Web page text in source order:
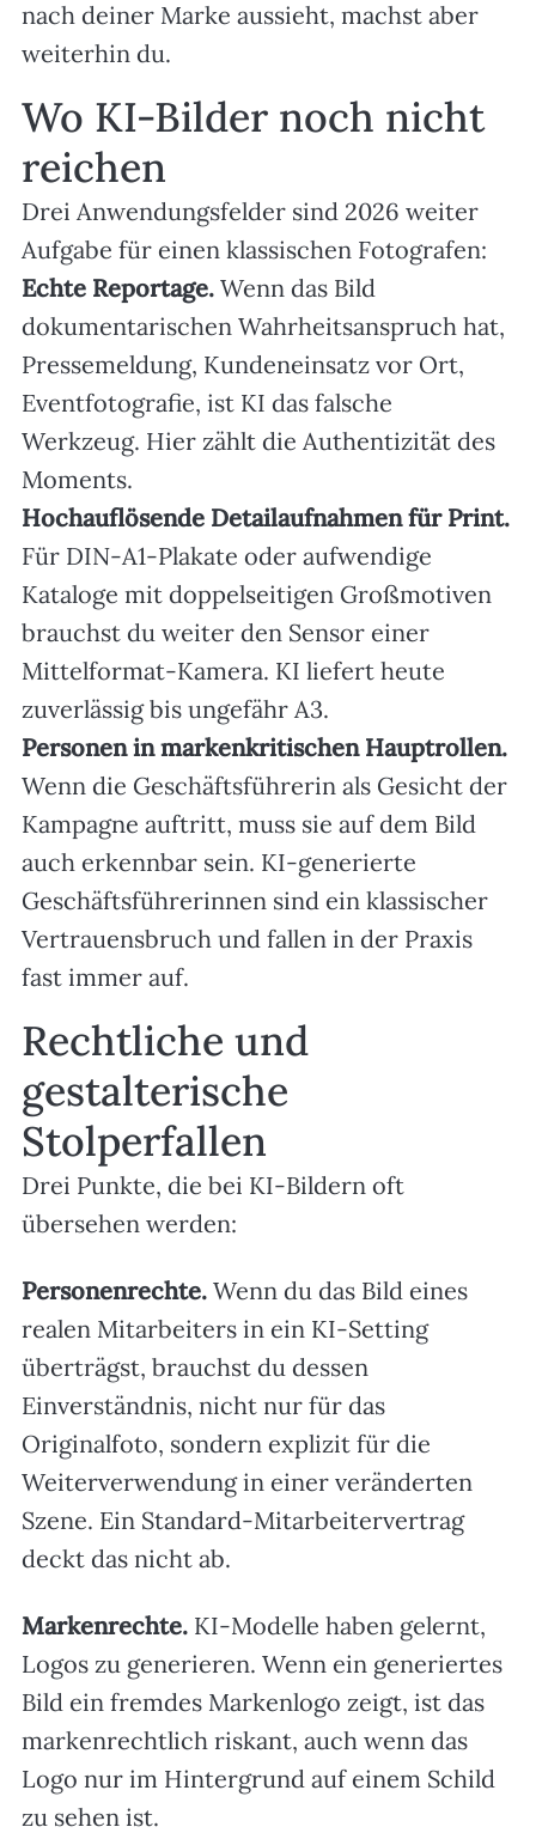
nach deiner Marke aussieht, machst aber
weiterhin du.
Wo KI-Bilder noch nicht
reichen
Drei Anwendungsfelder sind 2026 weiter
Aufgabe für einen klassischen Fotografen:
Echte Reportage.Wenn das Bild
dokumentarischen Wahrheitsanspruch hat,
Pressemeldung, Kundeneinsatz vor Ort,
Eventfotografie, ist KI das falsche
Werkzeug. Hier zählt die Authentizität des
Moments.
Hochauflösende Detailaufnahmen für Print.
Für DIN-A1-Plakate oder aufwendige
Kataloge mit doppelseitigen Großmotiven
brauchst du weiter den Sensor einer
Mittelformat-Kamera. KI liefert heute
zuverlässig bis ungefähr A3.
Personen in markenkritischen Hauptrollen.
Wenn die Geschäftsführerin als Gesicht der
Kampagne auftritt, muss sie auf dem Bild
auch erkennbar sein. KI-generierte
Geschäftsführerinnen sind ein klassischer
Vertrauensbruch und fallen in der Praxis
fast immer auf.
Rechtliche und
gestalterische
Stolperfallen
Drei Punkte, die bei KI-Bildern oft
übersehen werden:
Personenrechte.Wenn du das Bild eines
realen Mitarbeiters in ein KI-Setting
überträgst, brauchst du dessen
Einverständnis, nicht nur für das
Originalfoto, sondern explizit für die
Weiterverwendung in einer veränderten
Szene. Ein Standard-Mitarbeitervertrag
deckt das nicht ab.
Markenrechte.KI-Modelle haben gelernt,
Logos zu generieren. Wenn ein generiertes
Bild ein fremdes Markenlogo zeigt, ist das
markenrechtlich riskant, auch wenn das
Logo nur im Hintergrund auf einem Schild
zu sehen ist.